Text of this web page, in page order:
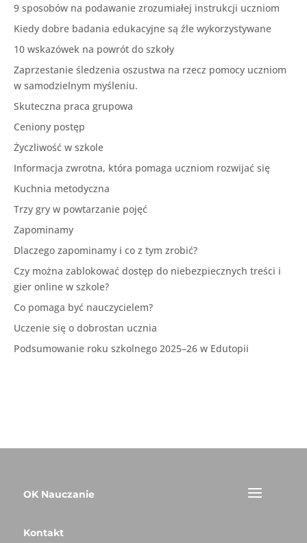
9 sposobów na podawanie zrozumiałej instrukcji uczniom
Kiedy dobre badania edukacyjne są źle wykorzystywane
10 wskazówek na powrót do szkoły
Zaprzestanie śledzenia oszustwa na rzecz pomocy uczniom
w samodzielnym myśleniu.
Skuteczna praca grupowa
Ceniony postęp
Życzliwość w szkole
Informacja zwrotna, która pomaga uczniom rozwijać się
Kuchnia metodyczna
Trzy gry w powtarzanie pojęć
Zapominamy
Dlaczego zapominamy i co z tym zrobić?
Czy można zablokować dostęp do niebezpiecznych treści i
gier online w szkole?
Co pomaga być nauczycielem?
Uczenie się o dobrostan ucznia
Podsumowanie roku szkolnego 2025–26 w Edutopii
OK Nauczanie
Kontakt